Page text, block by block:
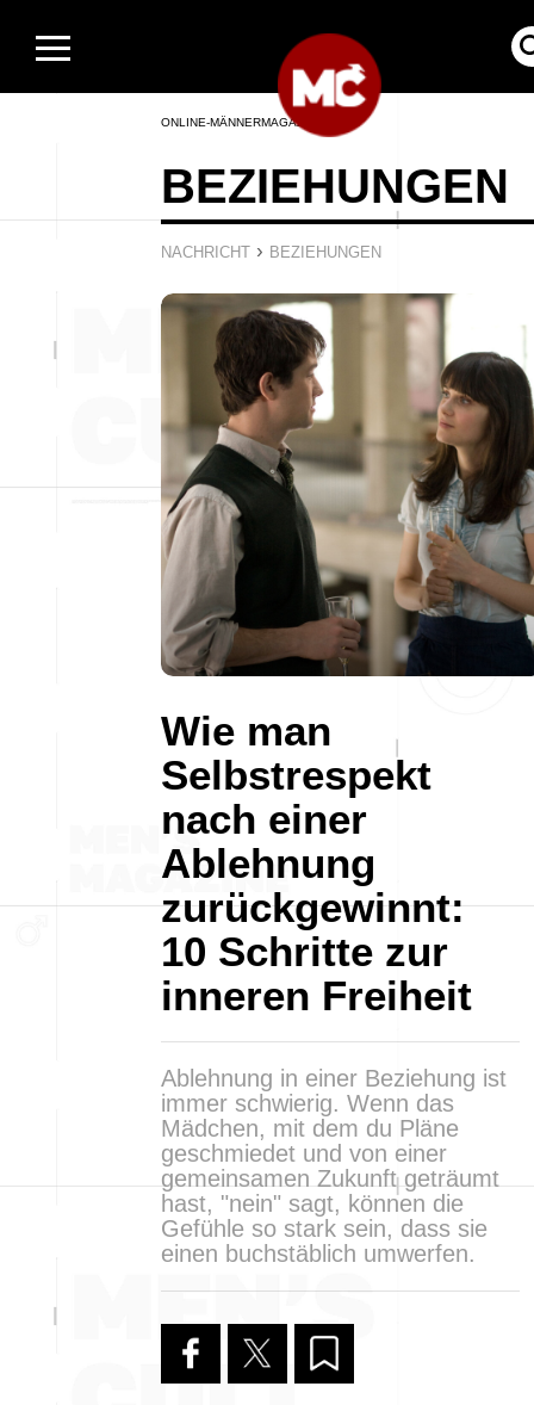
ONLINE-MÄNNERMAGAZIN
BEZIEHUNGEN
NACHRICHT › BEZIEHUNGEN
Wie man
Selbstrespekt
nach einer
Ablehnung
zurückgewinnt:
10 Schritte zur
inneren Freiheit
Ablehnung in einer Beziehung ist
immer schwierig. Wenn das
Mädchen, mit dem du Pläne
geschmiedet und von einer
gemeinsamen Zukunft geträumt
hast, "nein" sagt, können die
Gefühle so stark sein, dass sie
einen buchstäblich umwerfen.